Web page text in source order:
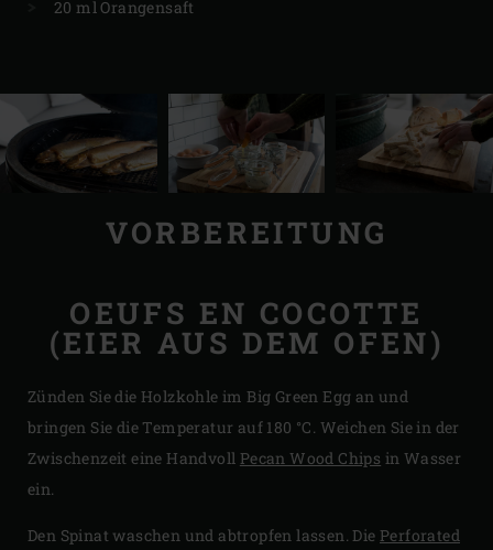
20 ml Orangensaft
VORBEREITUNG
OEUFS EN COCOTTE
(EIER AUS DEM OFEN)
Zünden Sie die Holzkohle im Big Green Egg an und
bringen Sie die Temperatur auf 180 °C. Weichen Sie in der
Zwischenzeit eine Handvoll Pecan Wood Chips in Wasser
ein.
Den Spinat waschen und abtropfen lassen. Die Perforated